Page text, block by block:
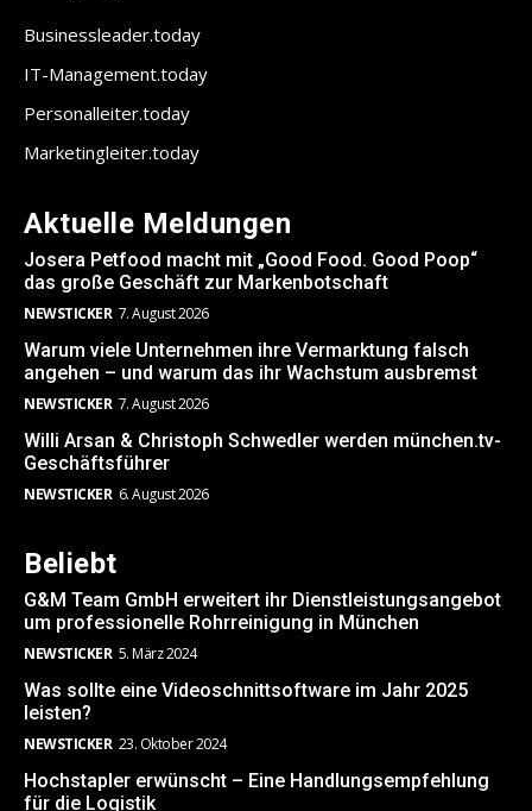
Businessleader.today
IT-Management.today
Personalleiter.today
Marketingleiter.today
Aktuelle Meldungen
Josera Petfood macht mit „Good Food. Good Poop“
das große Geschäft zur Markenbotschaft
NEWSTICKER 7. August 2026
Warum viele Unternehmen ihre Vermarktung falsch
angehen – und warum das ihr Wachstum ausbremst
NEWSTICKER 7. August 2026
Willi Arsan & Christoph Schwedler werden münchen.tv-
Geschäftsführer
NEWSTICKER 6. August 2026
Beliebt
G&M Team GmbH erweitert ihr Dienstleistungsangebot
um professionelle Rohrreinigung in München
NEWSTICKER 5. März 2024
Was sollte eine Videoschnittsoftware im Jahr 2025
leisten?
NEWSTICKER 23. Oktober 2024
Hochstapler erwünscht – Eine Handlungsempfehlung
für die Logistik